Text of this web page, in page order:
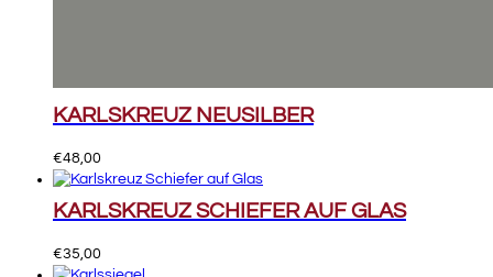
KARLSKREUZ NEUSILBER
€48,00
KARLSKREUZ SCHIEFER AUF GLAS
€35,00